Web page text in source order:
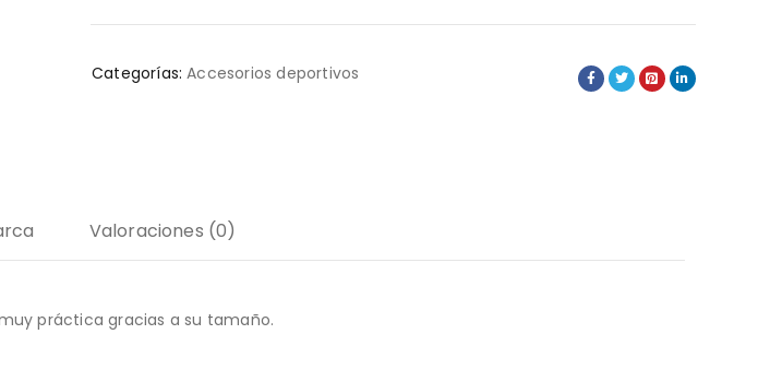
Categorías: Accesorios deportivos
Valoraciones (0)
muy práctica gracias a su tamaño.